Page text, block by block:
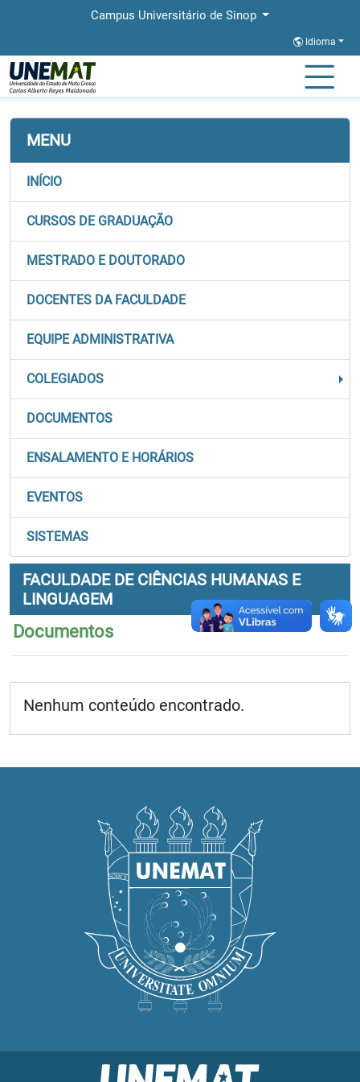
Campus Universitário de Sinop
Idioma
Página Inicial
MENU
INÍCIO
CURSOS DE GRADUAÇÃO
MESTRADO E DOUTORADO
DOCENTES DA FACULDADE
EQUIPE ADMINISTRATIVA
COLEGIADOS
DOCUMENTOS
ENSALAMENTO E HORÁRIOS
EVENTOS
SISTEMAS
FACULDADE DE CIÊNCIAS HUMANAS E
LINGUAGEM
Documentos
Nenhum conteúdo encontrado.